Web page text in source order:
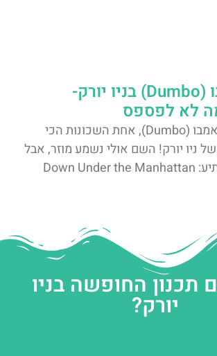
שכונת דאמבו (Dumbo) בניו יורק-
לא לפספס
ברוכים הבאים לדאמבו (Dumbo), אחת השכונות הכי
של ניו יורק! השם אולי נשמע מוזר, אבל
מדובר בקיצור מפתיע: Down Under the Manhattan
תכנון החופשה בניו
יורק?